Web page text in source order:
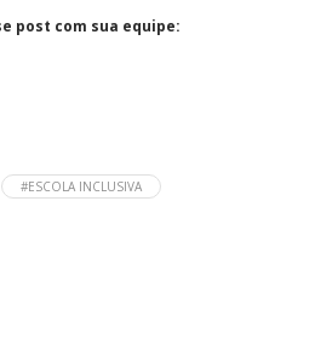
post com sua equipe:
#ESCOLA INCLUSIVA